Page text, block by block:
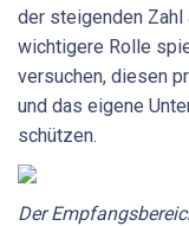
der steigenden Zahl
wichtigere Rolle
versuchen, diesen
und das eigene
schützen.
Der